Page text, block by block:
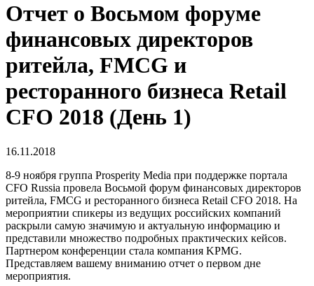
Отчет о Восьмом форуме
финансовых директоров
ритейла, FMCG и
ресторанного бизнеса Retail
CFO 2018 (День 1)
16.11.2018
8-9 ноября группа Prosperity Media при поддержке портала
CFO Russia провела Восьмой форум финансовых директоров
ритейла, FMCG и ресторанного бизнеса Retail CFO 2018. На
мероприятии спикеры из ведущих российских компаний
раскрыли самую значимую и актуальную информацию и
представили множество подробных практических кейсов.
Партнером конференции стала компания KPMG.
Представляем вашему вниманию отчет о первом дне
мероприятия.